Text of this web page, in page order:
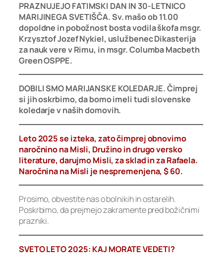
PRAZNUJEJO FATIMSKI DAN IN 30-LETNICO
MARIJINEGA SVETIŠČA. Sv. mašo ob 11.00
dopoldne in pobožnost bosta vodila škofa msgr.
Krzysztof Jozef Nykiel, uslužbenec Dikasterija
za nauk vere v Rimu, in msgr. Columba Macbeth
Green OSPPE.
DOBILI SMO MARIJANSKE KOLEDARJE. Čimprej
si jih oskrbimo, da bomo imeli tudi slovenske
koledarje v naših domovih.
Leto 2025 se izteka, zato čimprej obnovimo
naročnino na Misli, Družino in drugo versko
literature, darujmo Misli, za sklad in za Rafaela.
Naročnina na Misli je nespremenjena, $ 60.
Prosimo, obvestite nas o bolnikih in ostarelih.
Poskrbimo, da prejmejo zakramente pred božičnimi
prazniki.
SVETO LETO 2025: KAJ MORATE VEDETI?